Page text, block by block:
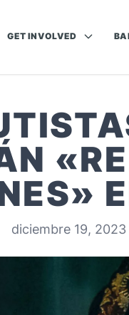
GET INVOLVED
diciembre 19, 2023